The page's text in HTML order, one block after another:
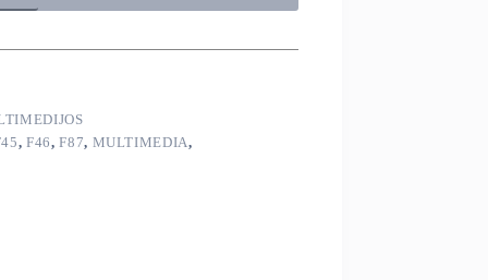
, F46,F87, MULTIMEDIA,